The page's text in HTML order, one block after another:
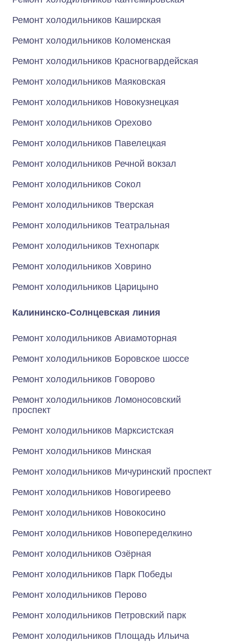
Ремонт холодильников Каширская
Ремонт холодильников Коломенская
Ремонт холодильников Красногвардейская
Ремонт холодильников Маяковская
Ремонт холодильников Новокузнецкая
Ремонт холодильников Орехово
Ремонт холодильников Павелецкая
Ремонт холодильников Речной вокзал
Ремонт холодильников Сокол
Ремонт холодильников Тверская
Ремонт холодильников Театральная
Ремонт холодильников Технопарк
Ремонт холодильников Ховрино
Ремонт холодильников Царицыно
Калининско-Солнцевская линия
Ремонт холодильников Авиамоторная
Ремонт холодильников Боровское шоссе
Ремонт холодильников Говорово
Ремонт холодильников Ломоносовский
проспект
Ремонт холодильников Марксистская
Ремонт холодильников Минская
Ремонт холодильников Мичуринский проспект
Ремонт холодильников Новогиреево
Ремонт холодильников Новокосино
Ремонт холодильников Новопеределкино
Ремонт холодильников Озёрная
Ремонт холодильников Парк Победы
Ремонт холодильников Перово
Ремонт холодильников Петровский парк
Ремонт холодильников Площадь Ильича